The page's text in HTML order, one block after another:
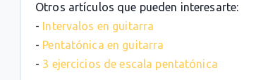
Otros artículos que pueden interesarte:
- Intervalos en guitarra
- Pentatónica en guitarra
- 3 ejercicios de escala pentatónica